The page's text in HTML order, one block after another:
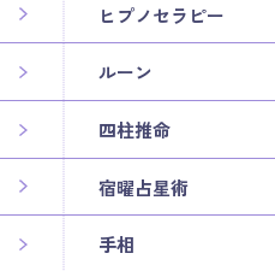
ヒプノセラピー
ルーン
四柱推命
宿曜占星術
手相